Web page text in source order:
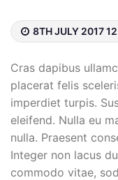
8TH JULY 2017
Cras dapibus
placerat felis
imperdiet turpis.
eleifend. Nulla eu
nulla. Praesent
Integer non lacus
commodo vitae,